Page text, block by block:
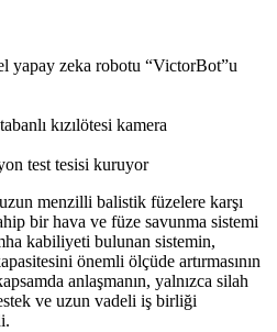
yapay zeka robotu “VictorBot”u
kızılötesi kamera
test tesisi kuruyor
menzilli balistik füzelere karşı
bir hava ve füze savunma sistemi
kabiliyeti bulunan sistemin,
önemli ölçüde artırmasının
anlaşmanın, yalnızca silah
ve uzun vadeli iş birliği